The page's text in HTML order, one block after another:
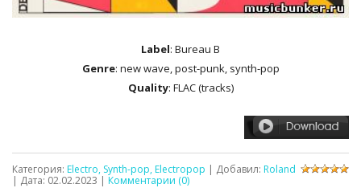
Label: Bureau B
Genre: new wave, post-punk, synth-pop
Quality: FLAC (tracks)
Категория: Electro, Synth-pop, Electropop | Добавил: Roland
| Дата: 02.02.2023 | Комментарии (0)